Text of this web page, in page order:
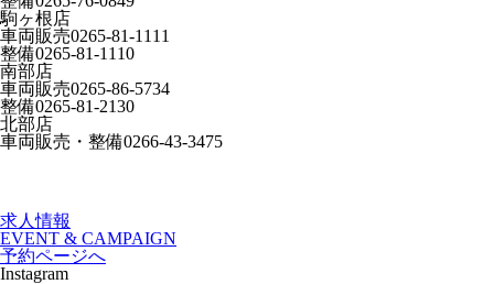
駒ヶ根店
車両販売0265-81-1111
整備0265-81-1110
南部店
車両販売0265-86-5734
整備0265-81-2130
北部店
車両販売・整備0266-43-3475
求人情報
EVENT & CAMPAIGN
予約ページへ
Instagram